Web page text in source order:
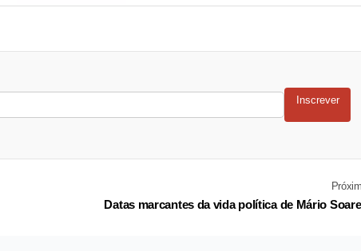
Inscrever
Datas marcantes da vida política de Mário